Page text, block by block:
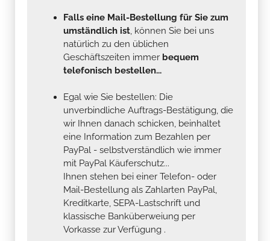
Falls eine Mail-Bestellung für Sie zum
umständlich ist, können Sie bei uns
natürlich zu den üblichen
Geschäftszeiten immer bequem
telefonisch bestellen...
Egal wie Sie bestellen: Die
unverbindliche Auftrags-Bestätigung, die
wir Ihnen danach schicken, beinhaltet
eine Information zum Bezahlen per
PayPal - selbstverständlich wie immer
mit PayPal Käuferschutz...
Ihnen stehen bei einer Telefon- oder
Mail-Bestellung als Zahlarten PayPal,
Kreditkarte, SEPA-Lastschrift und
klassische Banküberweiung per
Vorkasse zur Verfügung .